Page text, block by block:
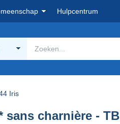
Hulpcentrum
Iris
sans charnière - TB